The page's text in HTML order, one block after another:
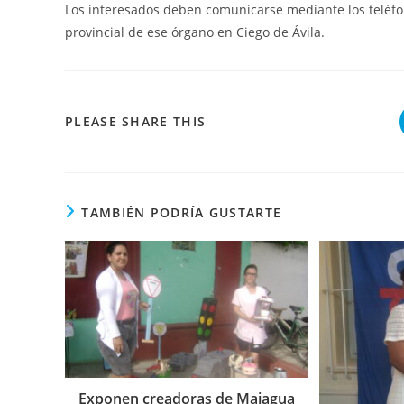
Los interesados deben comunicarse mediante los
provincial de ese órgano en Ciego de Ávila.
PLEASE SHARE THIS
TAMBIÉN PODRÍA GUSTARTE
Exponen creadoras de Majagua